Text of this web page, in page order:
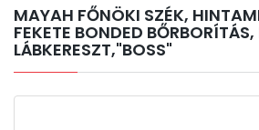
MAYAH FŐNÖKI SZÉK,
FEKETE BONDED BŐRBORÍTÁS,
LÁBKERESZT,"BOSS"